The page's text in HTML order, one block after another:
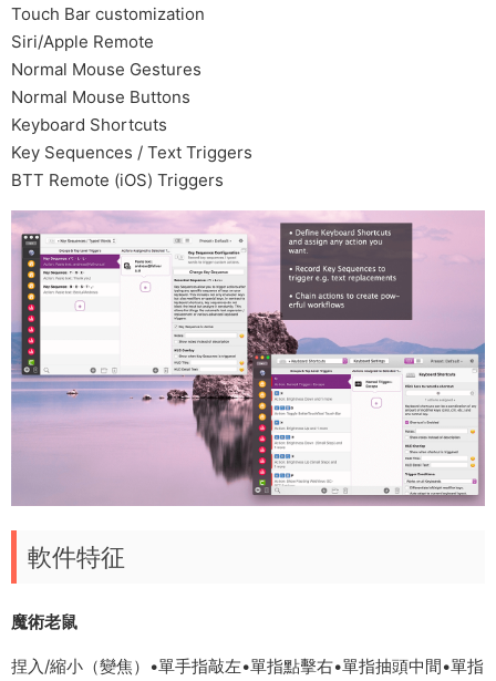
Touch Bar customization
Siri/Apple Remote
Normal Mouse Gestures
Normal Mouse Buttons
Keyboard Shortcuts
Key Sequences / Text Triggers
BTT Remote (iOS) Triggers
軟件特征
魔術老鼠
捏入/縮小（變焦）•單手指敲左•單指點擊右•單指抽頭中間•單指